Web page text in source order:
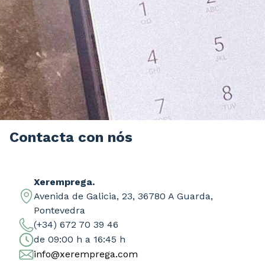
Contacta con nós
Xeremprega.
Avenida de Galicia, 23, 36780 A Guarda,
Pontevedra
(+34) 672 70 39 46
de 09:00 h a 16:45 h
info@xeremprega.com